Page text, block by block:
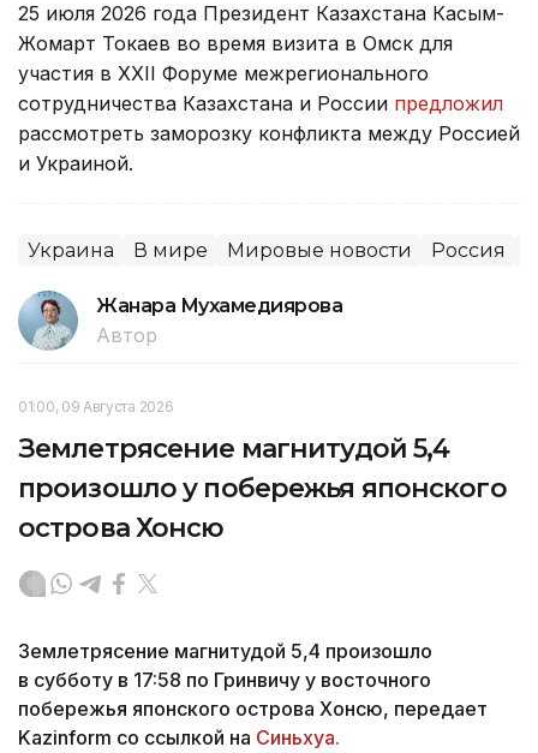
25 июля 2026 года Президент Казахстана Касым-
Жомарт Токаев во время визита в Омск для
участия в XXII Форуме межрегионального
сотрудничества Казахстана и России предложил
рассмотреть заморозку конфликта между Россией
и Украиной.
Украина В мире Мировые новости Россия
Жанара Мухамедиярова
Автор
01:00, 09 Августа 2026
Землетрясение магнитудой 5,4
произошло у побережья японского
острова Хонсю
Землетрясение магнитудой 5,4 произошло
в субботу в 17:58 по Гринвичу у восточного
побережья японского острова Хонсю, передает
Kazinform со ссылкой на Синьхуа.